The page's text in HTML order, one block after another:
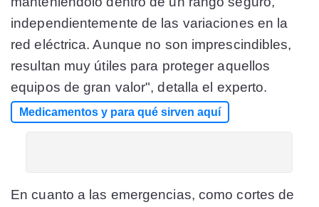
independientemente de las variaciones en la
red eléctrica. Aunque no son imprescindibles,
resultan muy útiles para proteger aquellos
equipos de gran valor", detalla el experto.
Medicamentos y para qué sirven aquí
En cuanto a las emergencias, como cortes de